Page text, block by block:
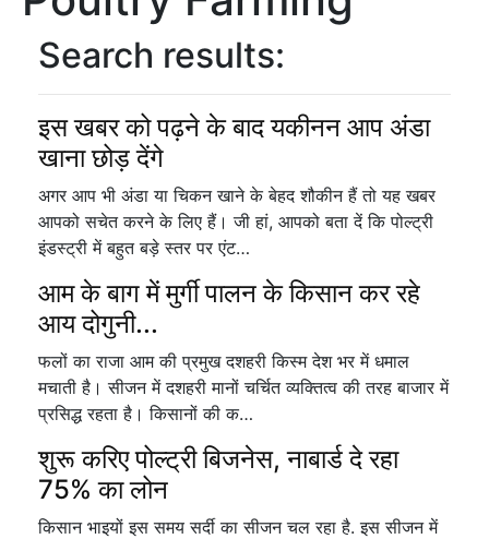
Search results:
इस खबर को पढ़ने के बाद यकीनन आप अंडा
खाना छोड़ देंगे
अगर आप भी अंडा या चिकन खाने के बेहद शौकीन हैं तो यह खबर
आपको सचेत करने के लिए हैं। जी हां, आपको बता दें कि पोल्ट्री
इंडस्ट्री में बहुत बड़े स्तर पर एंट…
आम के बाग में मुर्गी पालन के किसान कर रहे
आय दोगुनी...
फलों का राजा आम की प्रमुख दशहरी किस्म देश भर में धमाल
मचाती है। सीजन में दशहरी मानों चर्चित व्यक्तित्व की तरह बाजार में
प्रसिद्ध रहता है। किसानों की क…
शुरू करिए पोल्ट्री बिजनेस, नाबार्ड दे रहा
75% का लोन
किसान भाइयों इस समय सर्दी का सीजन चल रहा है. इस सीजन में